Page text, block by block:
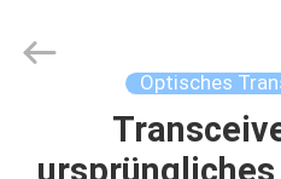
Optisches